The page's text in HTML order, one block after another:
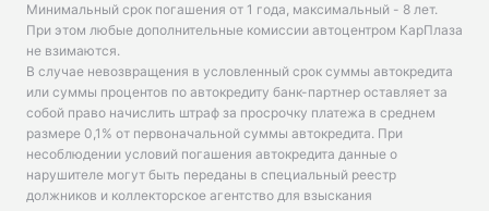
Минимальный срок погашения от 1 года, максимальный - 8 лет.
При этом любые дополнительные комиссии автоцентром КарПлаза
не взимаются.
В случае невозвращения в условленный срок суммы автокредита
или суммы процентов по автокредиту банк-партнер оставляет за
собой право начислить штраф за просрочку платежа в среднем
размере 0,1% от первоначальной суммы автокредита. При
несоблюдении условий погашения автокредита данные о
нарушителе могут быть переданы в специальный реестр
должников и коллекторское агентство для взыскания